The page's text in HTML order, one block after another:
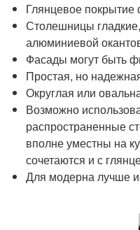
Глянцевое
Столешницы
алюминиевой
Фасады могут быть
Простая, но
Округлая или
Возможно
распространенные
вполне уместны на
сочетаются и с
Для модерна лучше